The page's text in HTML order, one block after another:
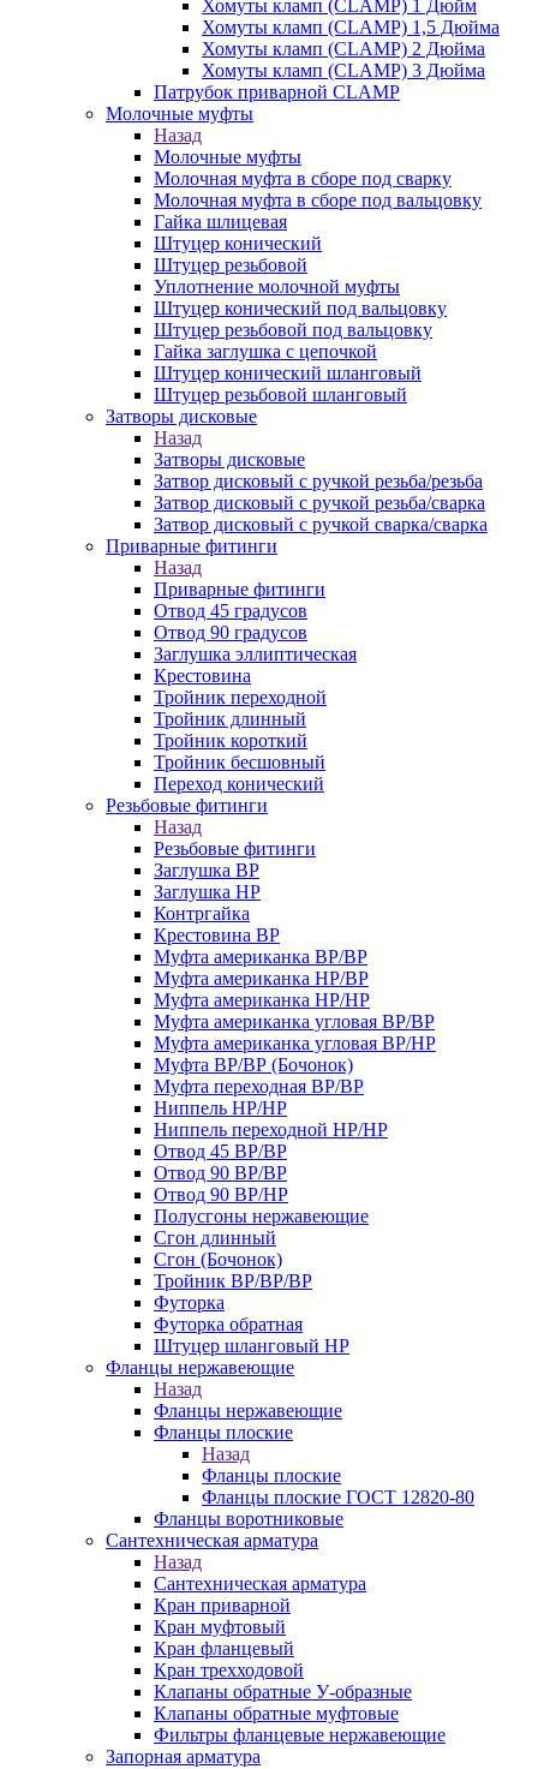
Хомуты кламп (CLAMP) 1 Дюйм
Хомуты кламп (CLAMP) 1,5 Дюйма
Хомуты кламп (CLAMP) 2 Дюйма
Хомуты кламп (CLAMP) 3 Дюйма
Патрубок приварной CLAMP
Молочные муфты
Назад
Молочные муфты
Молочная муфта в сборе под сварку
Молочная муфта в сборе под вальцовку
Гайка шлицевая
Штуцер конический
Штуцер резьбовой
Уплотнение молочной муфты
Штуцер конический под вальцовку
Штуцер резьбовой под вальцовку
Гайка заглушка с цепочкой
Штуцер конический шланговый
Штуцер резьбовой шланговый
Затворы дисковые
Назад
Затворы дисковые
Затвор дисковый с ручкой резьба/резьба
Затвор дисковый с ручкой резьба/сварка
Затвор дисковый с ручкой сварка/сварка
Приварные фитинги
Назад
Приварные фитинги
Отвод 45 градусов
Отвод 90 градусов
Заглушка эллиптическая
Крестовина
Тройник переходной
Тройник длинный
Тройник короткий
Тройник бесшовный
Переход конический
Резьбовые фитинги
Назад
Резьбовые фитинги
Заглушка ВР
Заглушка НР
Контргайка
Крестовина ВР
Муфта американка ВР/ВР
Муфта американка НР/ВР
Муфта американка НР/НР
Муфта американка угловая ВР/ВР
Муфта американка угловая ВР/НР
Муфта ВР/ВР (Бочонок)
Муфта переходная ВР/ВР
Ниппель НР/НР
Ниппель переходной НР/НР
Отвод 45 ВР/ВР
Отвод 90 ВР/ВР
Отвод 90 ВР/НР
Полусгоны нержавеющие
Сгон длинный
Сгон (Бочонок)
Тройник ВР/ВР/ВР
Футорка
Футорка обратная
Штуцер шланговый НР
Фланцы нержавеющие
Назад
Фланцы нержавеющие
Фланцы плоские
Назад
Фланцы плоские
Фланцы плоские ГОСТ 12820-80
Фланцы воротниковые
Сантехническая арматура
Назад
Сантехническая арматура
Кран приварной
Кран муфтовый
Кран фланцевый
Кран трехходовой
Клапаны обратные У-образные
Клапаны обратные муфтовые
Фильтры фланцевые нержавеющие
Запорная арматура